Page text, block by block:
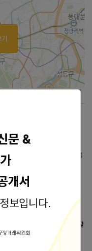
맛집 추천
. 김도 불판에 구워 먹으면 정
장동김씨에서"육회"두달공
를...
chc3536
천
방문한마장동김씨일산식사
씨일산식사점 모임장소를 찾
이...